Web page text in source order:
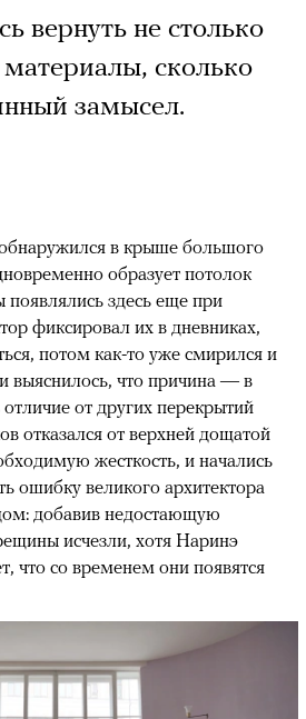
вернуть не столько
сколько
замысел.
в крыше большого
образует потолок
здесь еще при
фиксировал их в дневниках,
потом как-то уже смирился и
выяснилось, что причина — в
от других перекрытий
отказался от верхней дощатой
жесткость, и начались
ошибку великого архитектора
добавив недостающую
исчезли, хотя Наринэ
что со временем они появятся